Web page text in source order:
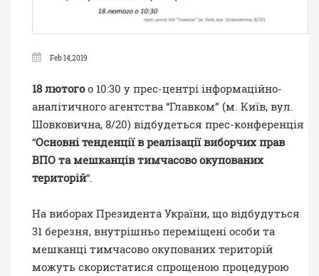
Feb 14,2019
18 лютогоо 10:30 у прес-центрі інформаційно-
аналітичного агентства “Главком” (м. Київ, вул.
Шовковична, 8/20) відбудеться прес-конференція
“Основні тенденції в реалізації виборчих прав
ВПО та мешканців тимчасово окупованих
територій“.
На виборах Президента України, що відбудуться
31 березня, внутрішньо переміщені особи та
мешканці тимчасово окупованих територій
можуть скористатися спрощеною процедурою